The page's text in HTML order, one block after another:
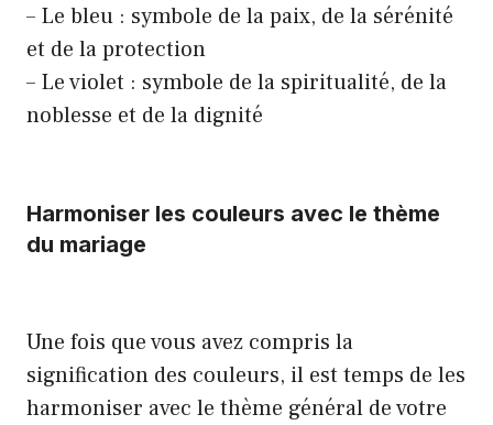
– Le bleu : symbole de la paix, de la sérénité
et de la protection
– Le violet : symbole de la spiritualité, de la
noblesse et de la dignité
Harmoniser les couleurs avec le thème
du mariage
Une fois que vous avez compris la
signification des couleurs, il est temps de les
harmoniser avec le thème général de votre